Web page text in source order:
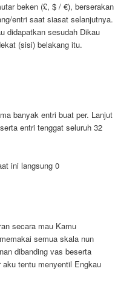
beken (£, $ / €), berserakan
entri saat siasat selanjutnya.
didapatkan sesudah Dikau
(sisi) belakang itu.
banyak entri buat per. Lanjut
entri tenggat seluruh 32
ini langsung 0
secara mau Kamu
semua skala nun
dibanding vas beserta
aku tentu menyentil Engkau